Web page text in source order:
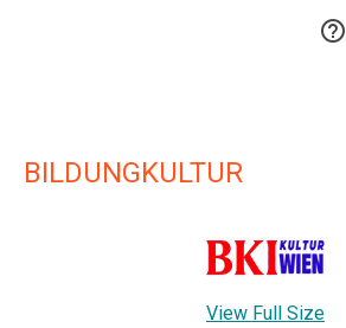

BILDUNGKULTUR
View Full Size